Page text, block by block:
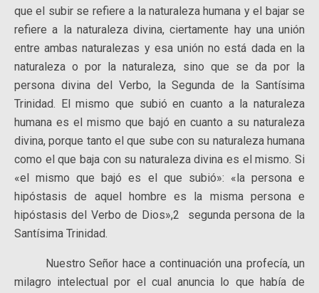
que el subir se refiere a la naturaleza humana y el bajar se
refiere a la naturaleza divina, ciertamente hay una unión
entre ambas naturalezas y esa unión no está dada en la
naturaleza o por la naturaleza, sino que se da por la
persona divina del Verbo, la Segunda de la Santísima
Trinidad. El mismo que subió en cuanto a la naturaleza
humana es el mismo que bajó en cuanto a su naturaleza
divina, porque tanto el que sube con su naturaleza humana
como el que baja con su naturaleza divina es el mismo. Si
«el mismo que bajó es el que subió»: «la persona e
hipóstasis de aquel hombre es la misma persona e
hipóstasis del Verbo de Dios»,2 segunda persona de la
Santísima Trinidad.
Nuestro Señor hace a continuación una profecía, un
milagro intelectual por el cual anuncia lo que había de